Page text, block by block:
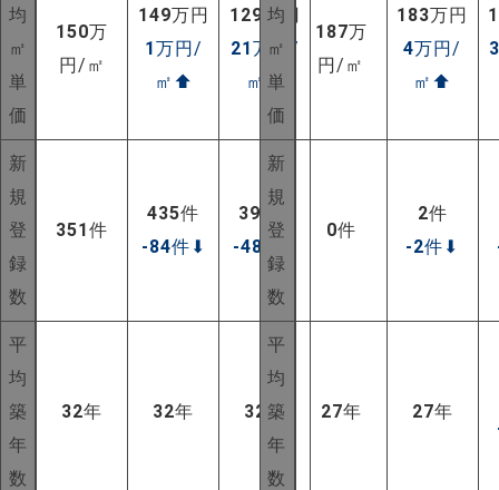
均
㎡
単
価
150万
円/㎡
149万円
1万円/
㎡ ⬆
129 万円
21万円/
㎡ ⬆
新
規
登
録
数
351件
435件
-84件 ⬇
399 件
-48
平
均
築
年
数
32年 32年 32 年
均
㎡
単
価
187万
円/㎡
183万円
4万円/
㎡ ⬆
新
規
登
録
数
0件
2件
-2件 ⬇
平
均
築
年
数
27年 27年